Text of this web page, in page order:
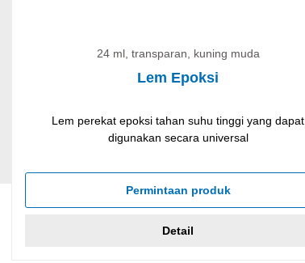
24 ml, transparan, kuning muda
Lem Epoksi
Lem perekat epoksi tahan suhu tinggi yang dapat
digunakan secara universal
Permintaan produk
Detail